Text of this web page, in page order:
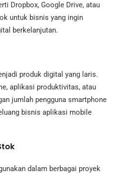
Dropbox, Google Drive, atau
untuk bisnis yang ingin
berkelanjutan.
produk digital yang laris.
aplikasi produktivitas, atau
jumlah pengguna smartphone
bisnis aplikasi mobile
dalam berbagai proyek